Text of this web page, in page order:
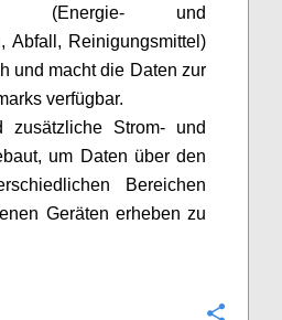
(Energie- und
Abfall, Reinigungsmittel)
und macht die Daten zur
verfügbar.
Strom- und
um Daten über den
Bereichen
Geräten erheben zu